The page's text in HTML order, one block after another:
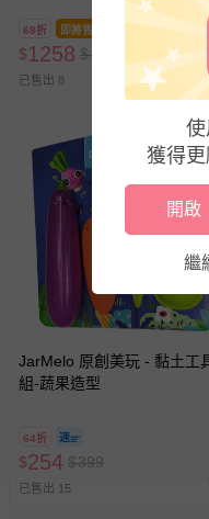
68折 即將售完
$1258 $1850
已售出 8
JarMelo 原創美玩 - 黏土工
組-蔬果造型
64折
$254 $399
已售出 15
獲得
開啟
繼